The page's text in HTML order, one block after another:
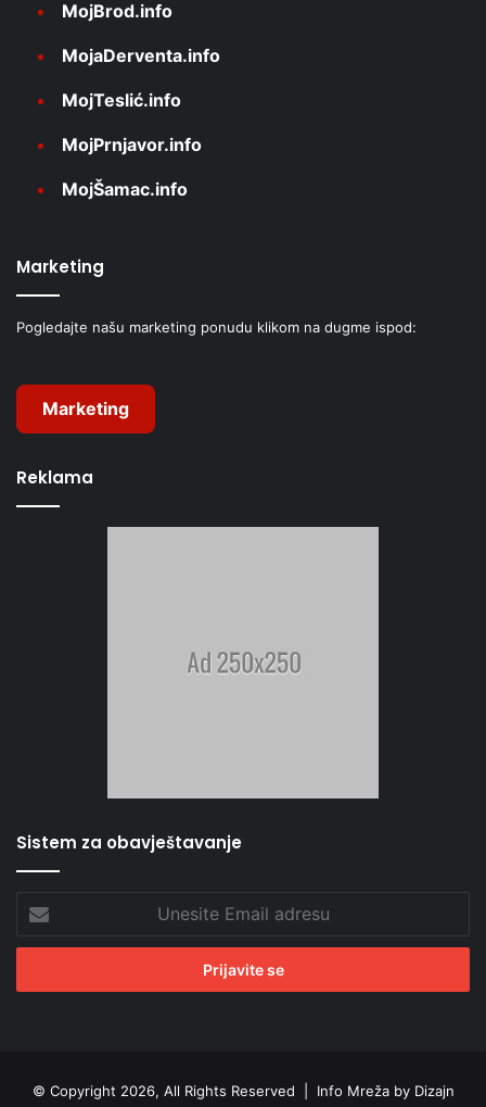
MojBrod.info
MojaDerventa.info
MojTeslić.info
MojPrnjavor.info
MojŠamac.info
Marketing
Pogledajte našu marketing ponudu klikom na dugme ispod:
Marketing
Reklama
Sistem za obavještavanje
Email
adresu
© Copyright 2026, All Rights Reserved | Info Mreža by Dizajn